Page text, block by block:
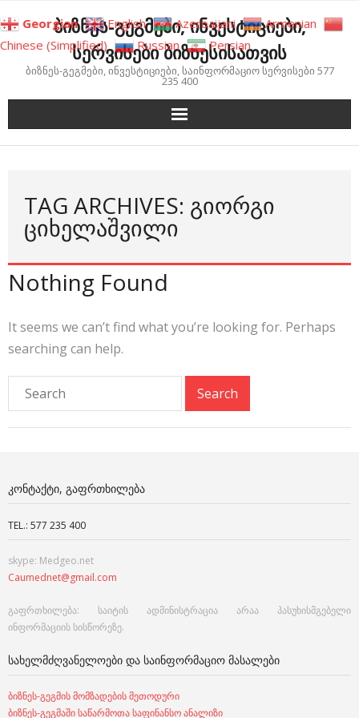
to
content
ბიზნეს-გეგმები, ინვესტიციები,
სერვისები ბიზნესისათვის
ბიზნეს-გეგმები, ინვესტიციები, საინფორმაციო სერვისები 577
235 400
TAG ARCHIVES: ᲒᲘᲝᲠᲒᲘ
ᲪᲘᲮᲔᲚᲐᲨᲕᲘᲚᲘ
Nothing Found
It seems we can’t find what you’re looking for. Perhaps
searching can help.
ᲙᲝᲜᲢᲐᲥᲢᲘ, ᲒᲐᲤᲠᲗᲮᲘᲚᲔᲑᲐ
TEL.: 577 235 400
skype: Medgeo.net
Caumednet@gmail.com
გაფრთხილება: საიტის ადმინისტრაცია არაა პასუხისმგებელი
ინფორმაციის სისწორეზე.
ᲡᲐᲮᲔᲚᲛᲫᲦᲕᲐᲜᲔᲚᲝᲔᲑᲘ ᲓᲐ ᲡᲐᲘᲜᲤᲝᲠᲛᲐᲪᲘᲝ ᲛᲐᲡᲐᲚᲔᲑᲘ
ბიზნეს-გეგმის მომზადების მეთოდური
ბიზნეს-გეგმაში საწარმოთა საფინანსო ანალიზი
Georgian English Azerbaijani
Armenian
Chinese (Simplified)
Russian Persian